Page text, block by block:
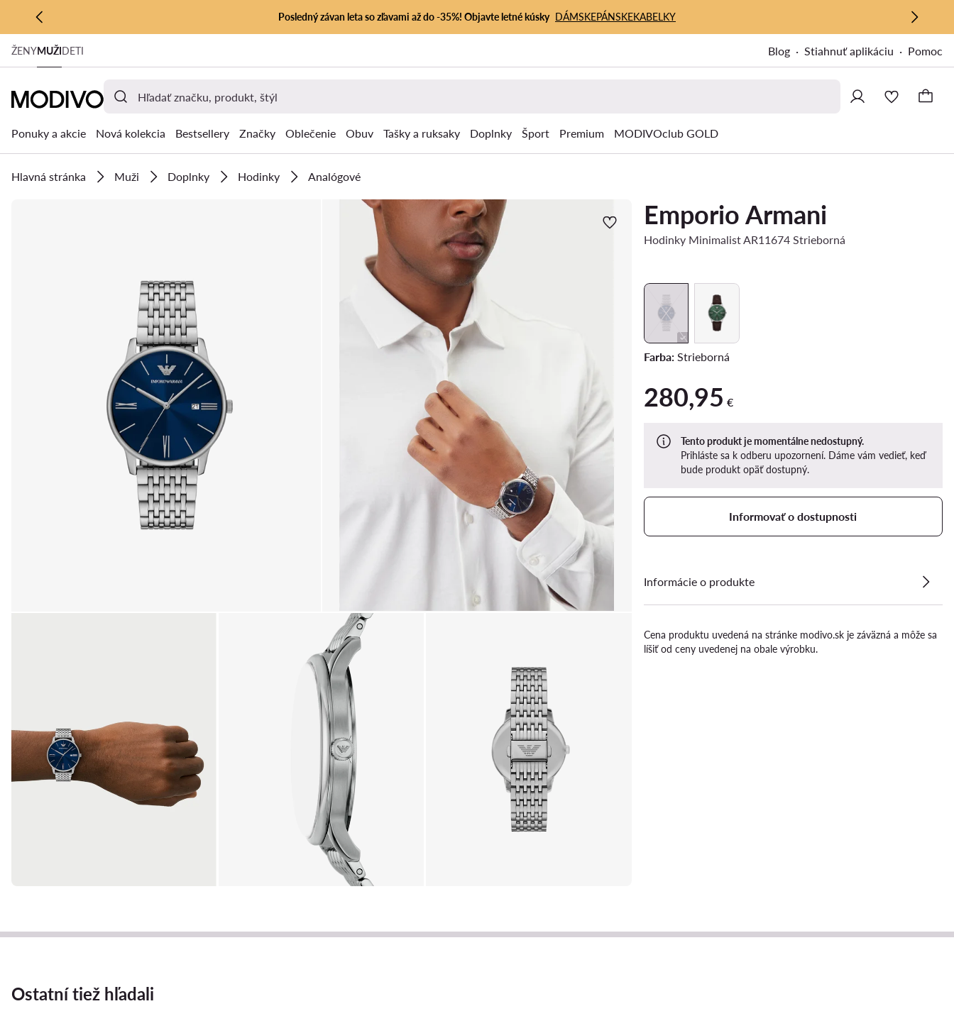
PREJSŤ NA HLAVNÝ OBSAH
PREJSŤ NA VYHĽADÁVANIE
Posledný závan leta so zľavami až do -35%! Objavte letné kúsky DÁMSKEPÁNSKEKABELKY
ŽENYMUŽIDETI Blog Stiahnuť aplikáciu Pomoc
Ponuky a akcie Nová kolekcia Bestsellery Značky Oblečenie Obuv Tašky a ruksaky Doplnky Šport Premium MODIVOclub GOLD
Hlavná stránka Muži Doplnky Hodinky Analógové
Emporio Armani
Hodinky Minimalist AR11674 Strieborná
Farba:Strieborná
280,95 €
280,95 €
Tento produkt je momentálne nedostupný.
Prihláste sa k odberu upozornení. Dáme vám vedieť, keď
bude produkt opäť dostupný.
Informovať o dostupnosti
Informácie o produkte
Cena produktu uvedená na stránke modivo.sk je záväzná a môže sa
líšiť od ceny uvedenej na obale výrobku.
Ostatní tiež hľadali